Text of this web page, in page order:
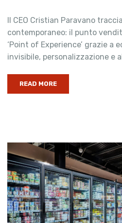
Il CEO Cristian Paravano
contemporaneo: il punto
‘Point of Experience’ grazie a
invisibile, personalizzazione e
READ MORE